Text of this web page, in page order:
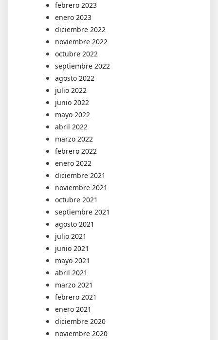
febrero 2023
enero 2023
diciembre 2022
noviembre 2022
octubre 2022
septiembre 2022
agosto 2022
julio 2022
junio 2022
mayo 2022
abril 2022
marzo 2022
febrero 2022
enero 2022
diciembre 2021
noviembre 2021
octubre 2021
septiembre 2021
agosto 2021
julio 2021
junio 2021
mayo 2021
abril 2021
marzo 2021
febrero 2021
enero 2021
diciembre 2020
noviembre 2020